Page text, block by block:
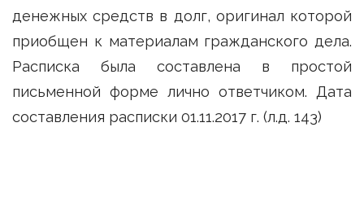
денежных средств в долг, оригинал которой
приобщен к материалам гражданского дела.
Расписка была составлена в простой
письменной форме лично ответчиком. Дата
составления расписки 01.11.2017 г. (л.д. 143)